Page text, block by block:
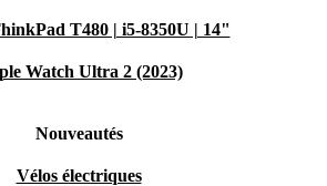
T480 | i5-8350U | 14"
Watch Ultra 2 (2023)
Nouveautés
Vélos électriques